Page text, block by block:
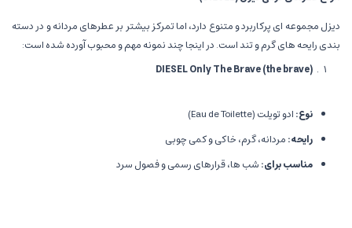
دیزل مجموعه ای پرکاربرد و متنوع دارد، اما تمرکز بیشتر بر عطرهای مردانه و در دسته
بندی رایحه های گرم و تند است. در اینجا چند نمونه مهم و محبوب آورده شده است:
DIESEL Only The Brave (the brave)
نوع:ادو تویلت (Eau de Toilette)
رایحه:مردانه، گرم، خاکی و کمی چوبی
مناسب برای:شب ها، قرارهای رسمی و فصول سرد